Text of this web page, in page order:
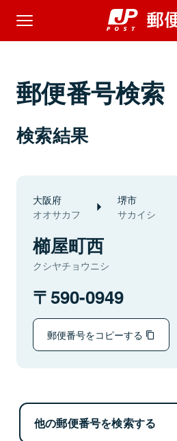
郵便番号検索
検索結果
大阪府
オオサカフ
堺市
サカイシ
櫛屋町西
クシヤチョウニシ
590-0949
郵便番号をコピーする
他の郵便番号を検索する